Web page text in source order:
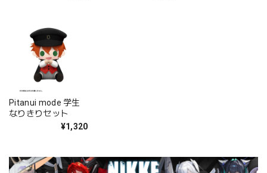
Pitanui mode 学生
なりきりセット
¥1,320